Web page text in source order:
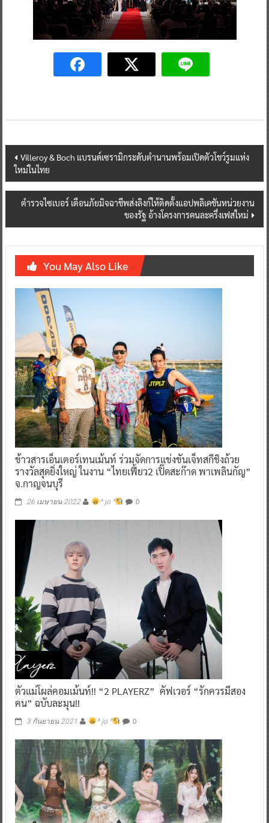
Post
navigation
Villeroy & Boch แบรนด์เซรามิกระดับตำนานพร้อมเปิดตัวโชว์รูมแห่ง
ใหม่ในไทย
ตำรวจไซเบอร์ เตือนภัยมิจฉาชีพส่งลิงก์ให้ติดตั้งแอปพลิเคชันหน่วยงาน
ของรัฐ อ้างโครงการคนละครึ่งเฟสใหม่
You May Also Like
ข้าวสารเอ็นเตอร์เทนเม้นท์ ร่วมจัดการแข่งขันเจ็ทสกีชิงถ้วย
รางวัลสุดยิ่งใหญ่ ในงาน “ไทยเฟี้ยว2 เปิ๊ดสะก๊าด พาเพลินกัญ”
จ.กาญจนบุรี
26 เมษายน 2022 ^ jo ^ 0
ตัวแม่โผล่คอมเม้นท์!! “2 PLAYERZ” คัฟเวอร์ “รักควรมีสอง
คน” ฉบับละมุน!!
3 กันยายน 2021 ^ jo ^ 0